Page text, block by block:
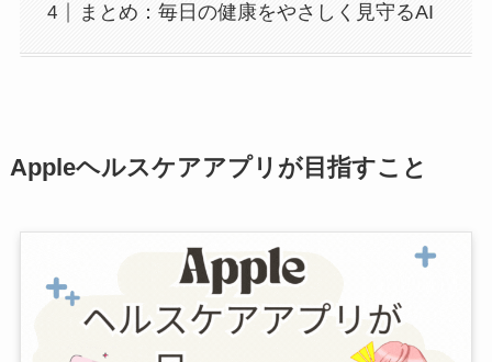
まとめ：毎日の健康をやさしく見守るAI
Appleヘルスケアアプリが目指すこと